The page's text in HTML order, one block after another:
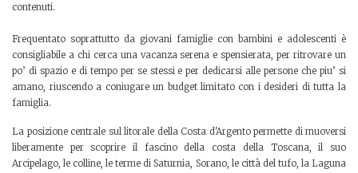
contenuti.
Frequentato soprattutto da giovani famiglie con bambini e adolescenti è
consigliabile a chi cerca una vacanza serena e spensierata, per ritrovare un
po’ di spazio e di tempo per se stessi e per dedicarsi alle persone che piu’ si
amano, riuscendo a coniugare un budget limitato con i desideri di tutta la
famiglia.
La posizione centrale sul litorale della Costa d'Argento permette di muoversi
liberamente per scoprire il fascino della costa della Toscana, il suo
Arcipelago, le colline, le terme di Saturnia, Sorano, le città del tufo, la Laguna